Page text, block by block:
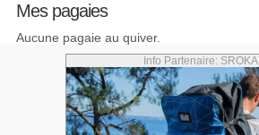
Mes pagaies
Aucune pagaie au quiver.
Info Partenaire: SROKA